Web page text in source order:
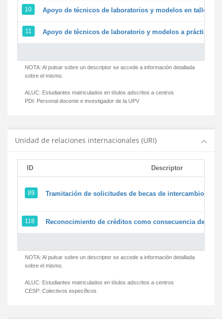
10 Apoyo de técnicos de laboratorios y modelos en
11 Apoyo de técnicos de laboratorio y modelos a prácticas
NOTA: Al pulsar sobre un descriptor se accede a información detallada
sobre el mismo.
ALUC: Estudiantes matriculados en títulos adscritos a centros
PDI: Personal docente e investigador de la UPV
Unidad de relaciones internacionales (URI)
ID Descriptor
89 Tramitación de solicitudes de becas de intercambio
118 Reconocimiento de créditos como consecuencia de un
NOTA: Al pulsar sobre un descriptor se accede a información detallada
sobre el mismo.
ALUC: Estudiantes matriculados en títulos adscritos a centros
CESP: Colectivos específicos